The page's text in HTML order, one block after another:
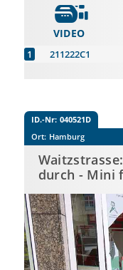
VIDEO
211222C1
ID.-Nr: 040521D
Ort: Hamburg
durch - Mini